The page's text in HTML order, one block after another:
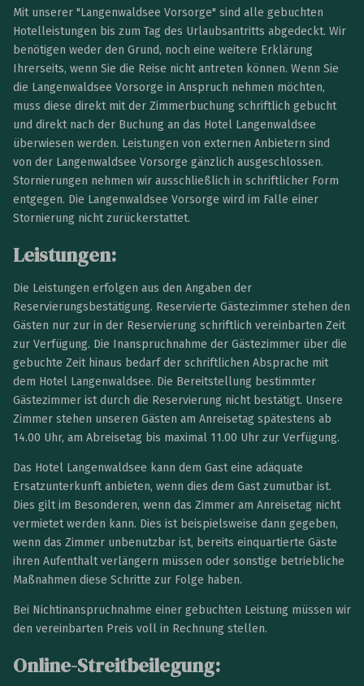
Mit unserer "Langenwaldsee Vorsorge" sind alle gebuchten
Hotelleistungen bis zum Tag des Urlaubsantritts abgedeckt. Wir
benötigen weder den Grund, noch eine weitere Erklärung
Ihrerseits, wenn Sie die Reise nicht antreten können. Wenn Sie
die Langenwaldsee Vorsorge in Anspruch nehmen möchten,
muss diese direkt mit der Zimmerbuchung schriftlich gebucht
und direkt nach der Buchung an das Hotel Langenwaldsee
überwiesen werden. Leistungen von externen Anbietern sind
von der Langenwaldsee Vorsorge gänzlich ausgeschlossen.
Stornierungen nehmen wir ausschließlich in schriftlicher Form
entgegen. Die Langenwaldsee Vorsorge wird im Falle einer
Stornierung nicht zurückerstattet.
Leistungen:
Die Leistungen erfolgen aus den Angaben der
Reservierungsbestätigung. Reservierte Gästezimmer stehen den
Gästen nur zur in der Reservierung schriftlich vereinbarten Zeit
zur Verfügung. Die Inanspruchnahme der Gästezimmer über die
gebuchte Zeit hinaus bedarf der schriftlichen Absprache mit
dem Hotel Langenwaldsee. Die Bereitstellung bestimmter
Gästezimmer ist durch die Reservierung nicht bestätigt. Unsere
Zimmer stehen unseren Gästen am Anreisetag spätestens ab
14.00 Uhr, am Abreisetag bis maximal 11.00 Uhr zur Verfügung.
Das Hotel Langenwaldsee kann dem Gast eine adäquate
Ersatzunterkunft anbieten, wenn dies dem Gast zumutbar ist.
Dies gilt im Besonderen, wenn das Zimmer am Anreisetag nicht
vermietet werden kann. Dies ist beispielsweise dann gegeben,
wenn das Zimmer unbenutzbar ist, bereits einquartierte Gäste
ihren Aufenthalt verlängern müssen oder sonstige betriebliche
Maßnahmen diese Schritte zur Folge haben.
Bei Nichtinanspruchnahme einer gebuchten Leistung müssen wir
den vereinbarten Preis voll in Rechnung stellen.
Online-Streitbeilegung: